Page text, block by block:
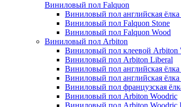
Виниловый пол Falquon
Виниловый пол английская
Виниловый пол Falquon Stone
Виниловый пол Falquon Wood
Виниловый пол Arbiton
Виниловый пол клеевой Arbiton
Виниловый пол Arbiton Liberal
Виниловый пол английская
Виниловый пол английская
Виниловый пол французская
Виниловый пол Arbiton Woodric
Виниловый пол Arbiton Woodric